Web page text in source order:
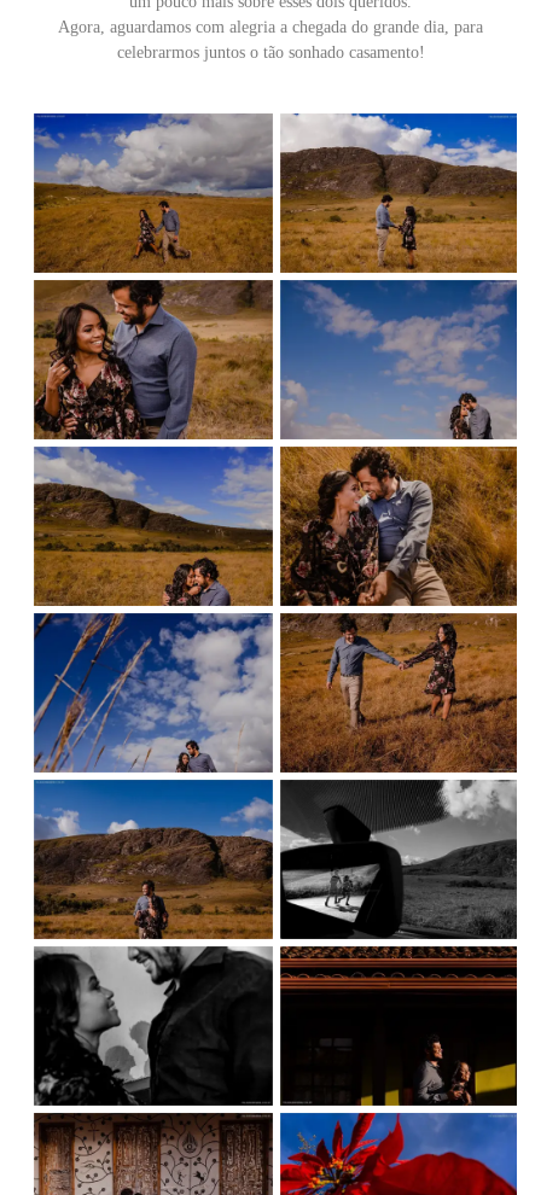
Agora, aguardamos com alegria a chegada do grande dia, para
celebrarmos juntos o tão sonhado casamento!